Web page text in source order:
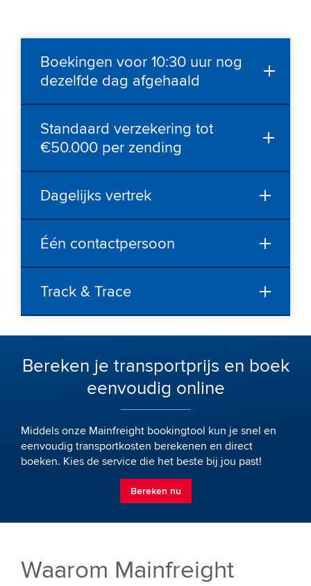
Boekingen voor 10:30 uur nog
dezelfde dag afgehaald
Standaard verzekering tot
€50.000 per zending
Dagelijks vertrek
Één contactpersoon
Track & Trace
Bereken je transportprijs en boek
eenvoudig online
Middels onze Mainfreight bookingtool kun je snel en
eenvoudig transportkosten berekenen en direct
boeken. Kies de service die het beste bij jou past!
Bereken nu
Waarom Mainfreight